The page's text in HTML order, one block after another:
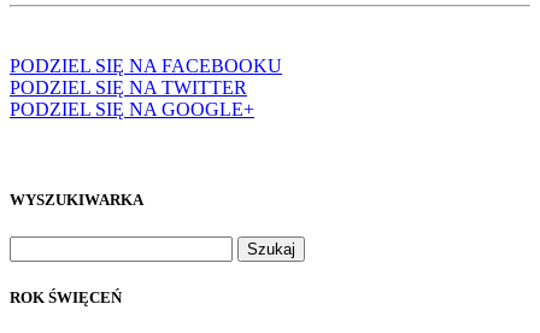
PODZIEL SIĘ NA FACEBOOKU
PODZIEL SIĘ NA TWITTER
PODZIEL SIĘ NA GOOGLE+
WYSZUKIWARKA
ROK ŚWIĘCEŃ